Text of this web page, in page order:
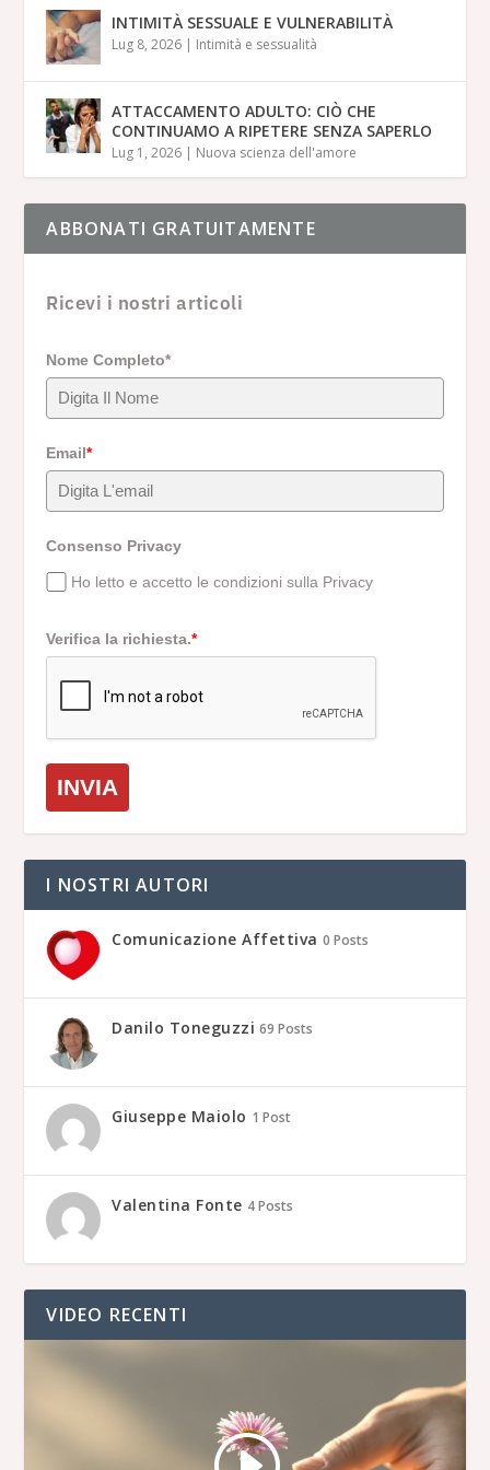
INTIMITÀ SESSUALE E VULNERABILITÀ
Lug 8, 2026 | Intimità e sessualità
ATTACCAMENTO ADULTO: CIÒ CHE
CONTINUAMO A RIPETERE SENZA SAPERLO
Lug 1, 2026 | Nuova scienza dell'amore
ABBONATI GRATUITAMENTE
Ricevi i nostri articoli
Nome Completo*
Email*
Consenso Privacy
Ho letto e accetto le condizioni sulla Privacy
Verifica la richiesta.*
INVIA
I NOSTRI AUTORI
Comunicazione Affettiva 0 Posts
Danilo Toneguzzi 69 Posts
Giuseppe Maiolo 1 Post
Valentina Fonte 4 Posts
VIDEO RECENTI